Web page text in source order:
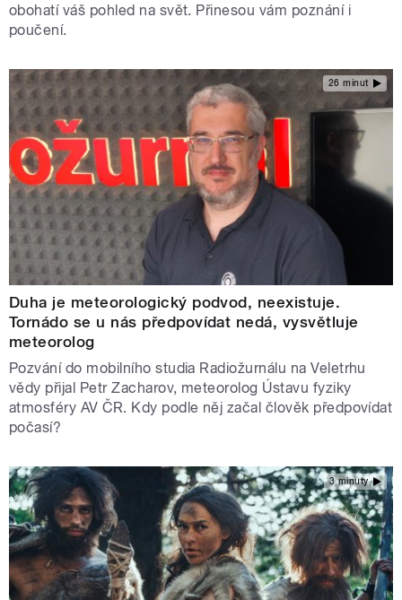
obohatí váš pohled na svět. Přinesou vám poznání i
poučení.
26 minut
Duha je meteorologický podvod, neexistuje.
Tornádo se u nás předpovídat nedá, vysvětluje
meteorolog
Pozvání do mobilního studia Radiožurnálu na Veletrhu
vědy přijal Petr Zacharov, meteorolog Ústavu fyziky
atmosféry AV ČR. Kdy podle něj začal člověk předpovídat
počasí?
3 minuty